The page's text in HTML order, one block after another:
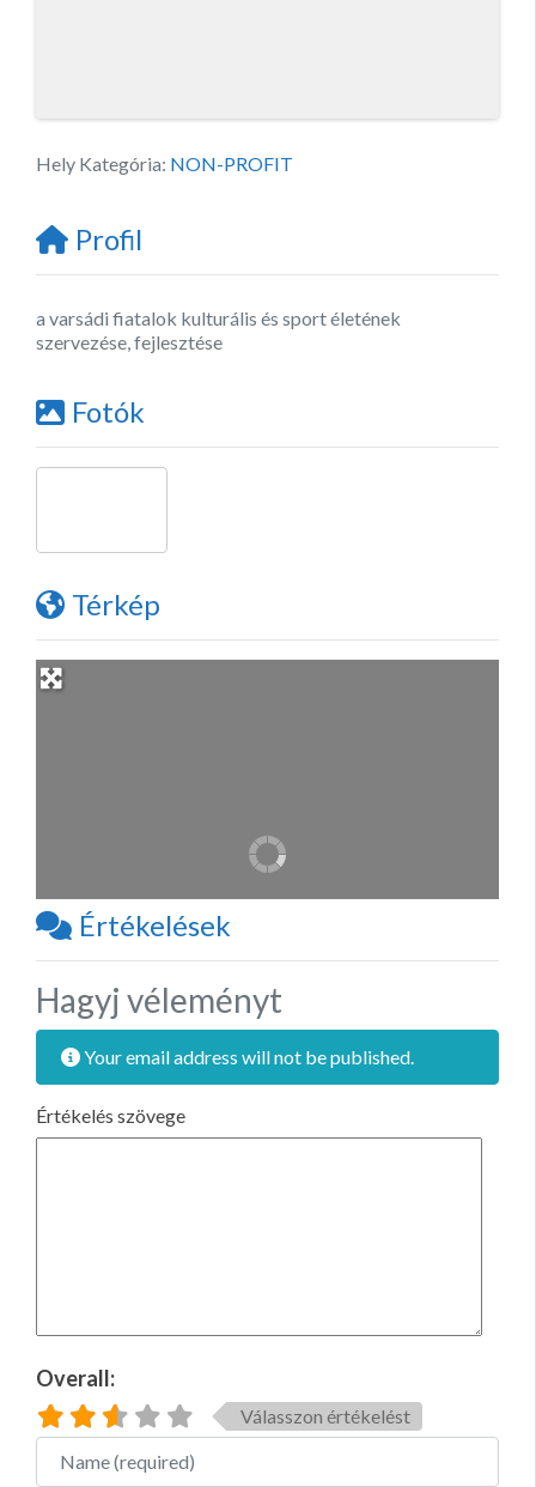
Hely Kategória: NON-PROFIT
Profil
a varsádi fiatalok kulturális és sport életének
szervezése, fejlesztése
Fotók
Térkép
Értékelések
Hagyj véleményt
Your email address will not be published.
Értékelés szövege
Overall:
Válasszon értékelést
Name